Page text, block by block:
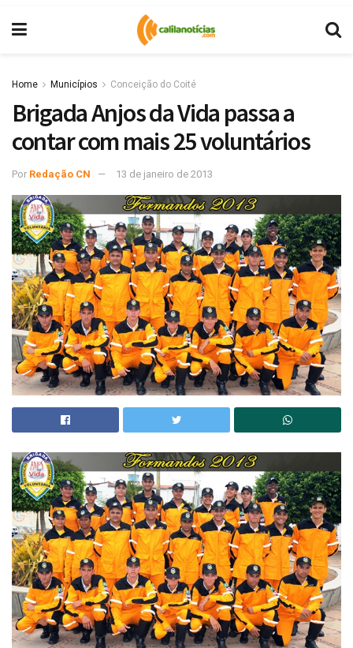
Home Municípios Conceição do Coité
Brigada Anjos da Vida passa a
contar com mais 25 voluntários
Por Redação CN 13 de janeiro de 2013